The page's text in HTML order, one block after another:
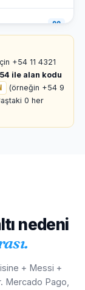
00
00
00 21
00
002
+54 11 4321
ile alan kodu
(örneğin +54 9
0 ​​her
nedeni
+ Messi +
Mercado Pago,